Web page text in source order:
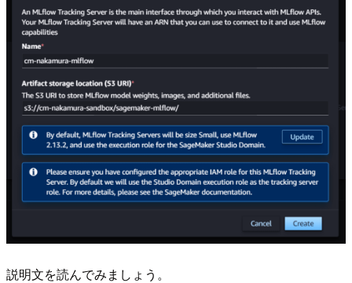
説明文を読んでみましょう。